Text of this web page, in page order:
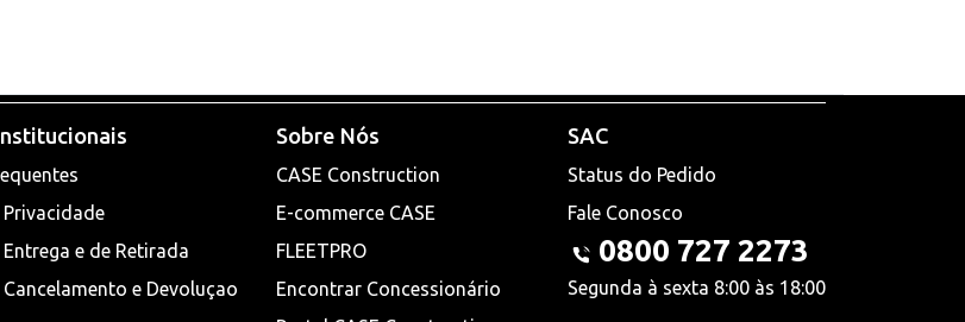
e de Retirada
e Devoluçao
Sobre Nós
CASE Construction
E-commerce CASE
FLEETPRO
Encontrar Concessionário
SAC
Status do Pedido
Fale Conosco
0800 727 2273
Segunda à sexta 8:00 às 18:00